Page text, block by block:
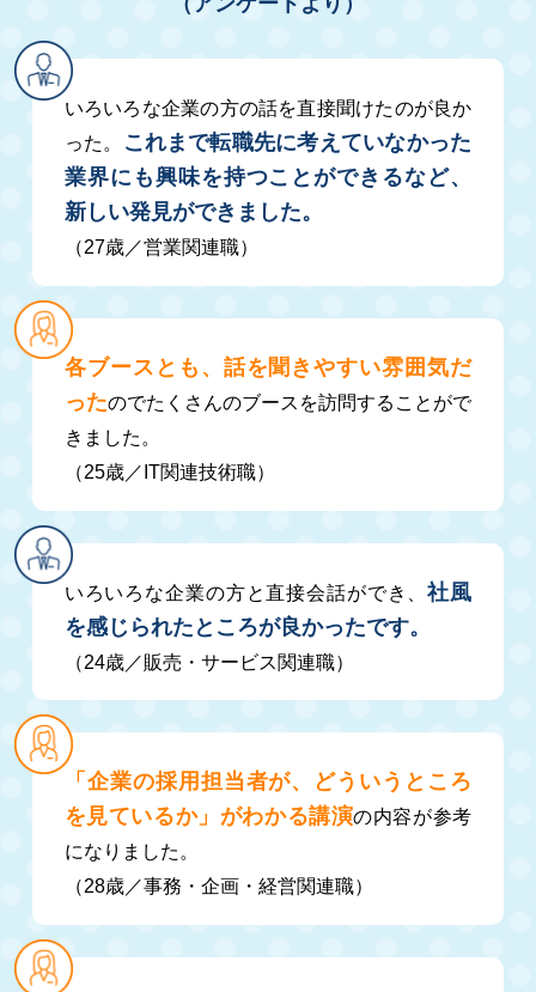
いろいろな企業の方の話を直接聞けたのが良か
った。
これまで転職先に考えていなかった
業界にも興味を持つことができるなど、
新しい発見ができました。
（27歳／営業関連職）
各ブースとも、話を聞きやすい雰囲気だ
ったのでたくさんのブースを訪問することがで
きました。
（25歳／IT関連技術職）
いろいろな企業の方と直接会話ができ、社風
を感じられたところが良かったです。
（24歳／販売・サービス関連職）
「企業の採用担当者が、どういうところ
を見ているか」がわかる講演の内容が参考
になりました。
（28歳／事務・企画・経営関連職）